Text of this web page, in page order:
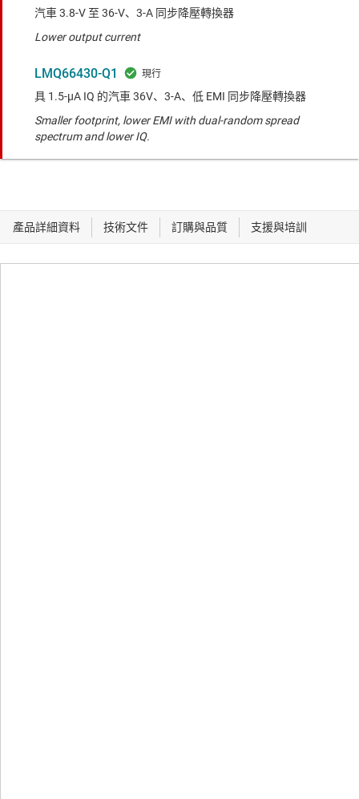
汽車 3.8-V 至 36-V、3-A 同步降壓轉換器
Lower output current
LMQ66430-Q1
具 1.5-µA IQ 的汽車 36V、3-A、低 EMI 同步降壓轉換器
Smaller footprint, lower EMI with dual-random spread
spectrum and lower IQ.